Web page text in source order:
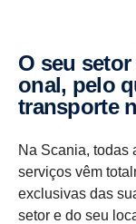
O seu setor é tudo menos conven­ci­
onal, pelo
trans­porte
Na Scania, todas
serviços vêm
exclusivas das
setor e do seu